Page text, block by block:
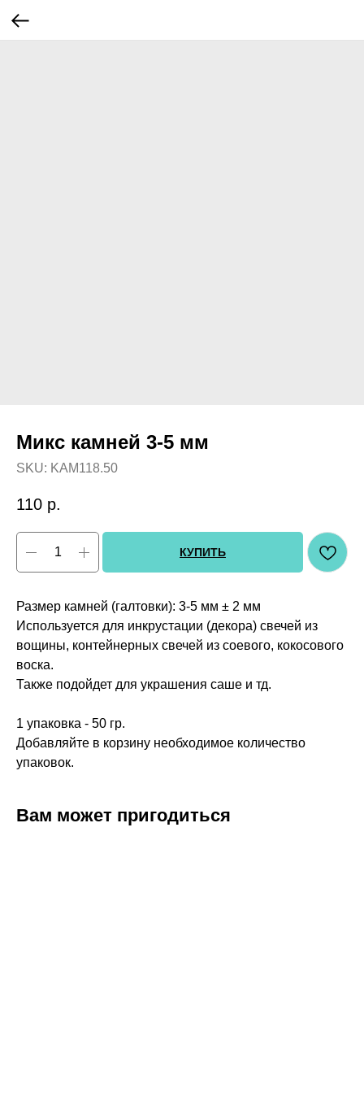
Микс камней 3-5 мм
SKU: KAM118.50
110 р.
КУПИТЬ
Размер камней (галтовки): 3-5 мм ± 2 мм
Используется для инкрустации (декора) свечей из
вощины, контейнерных свечей из соевого, кокосового
воска.
Также подойдет для украшения саше и тд.
1 упаковка - 50 гр.
Добавляйте в корзину необходимое количество
упаковок.
Вам может пригодиться